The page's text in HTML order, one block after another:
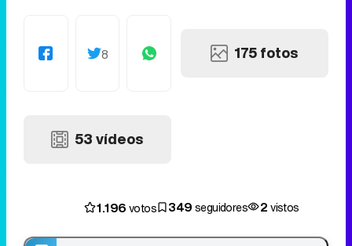
8 175 fotos
53 vídeos
1.196votos 349seguidores 2vistos